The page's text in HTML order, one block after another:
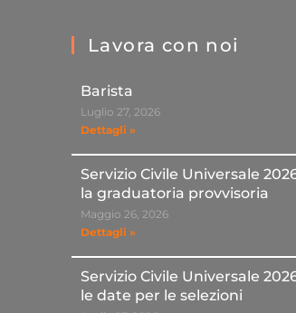
Lavora con noi
Barista
Luglio 27, 2026
Dettagli »
Servizio Civile Universale
la graduatoria provvisoria
Maggio 26, 2026
Dettagli »
Servizio Civile Universale
le date per le selezioni